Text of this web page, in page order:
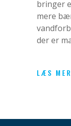
bringer
mere
der er
LÆS